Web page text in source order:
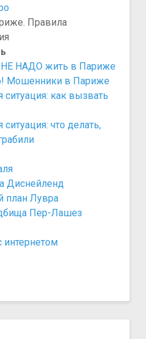
Правила
НЕ НАДО жить в Париже
Мошенники в Париже
ситуация: как вызвать
ситуация: что делать,
Диснейленд
план Лувра
Пер-Лашез
интернетом